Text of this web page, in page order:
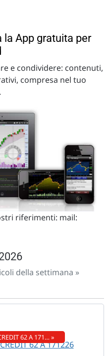
la App gratuita per
e condividere: contenuti,
compresa nel tuo
riferimenti: mail:
della settimana »
62 A 171… »